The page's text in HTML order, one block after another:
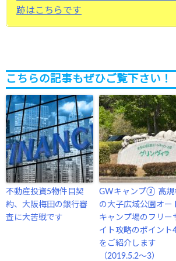
跡はこちらです
こちらの記事もぜひご覧下さい！
不動産投資5物件目契
約、大阪梅田の銀行審
査に大苦戦です
GWキャンプ② 高規
の大子広域公園オー
キャンプ場のフリー
イト攻略のポイント
をご紹介します
（2019.5.2〜3）